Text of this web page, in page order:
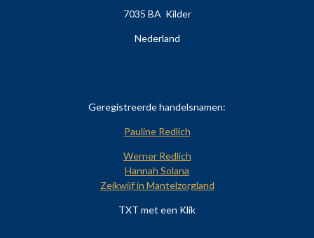
7035 BA Kilder
Nederland
Geregistreerde handelsnamen:
Pauline Redlich
Werner Redlich
Hannah Solana
Zeikwijf in Mantelzorgland
TXT met een Klik